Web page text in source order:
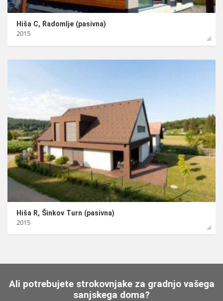
Hiša C, Radomlje (pasivna)
2015
Hiša R, Šinkov Turn (pasivna)
2015
Ali potrebujete strokovnjake za gradnjo vašega
sanjskega doma?